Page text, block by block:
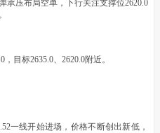
承压布局空单，下行关注支撑位2620.0
目标2635.0、2620.0附近。
一线开始进场，价格不断创出新低，